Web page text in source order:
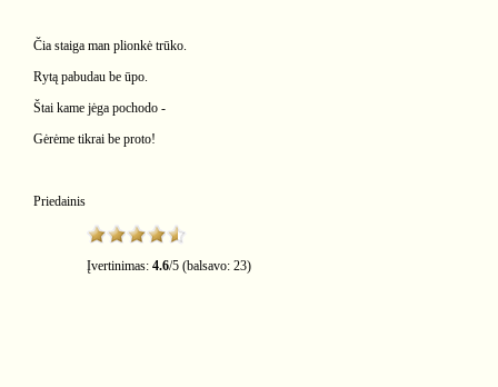
Čia staiga man plionkė trūko.
Rytą pabudau be ūpo.
Štai kame jėga pochodo -
Gėrėme tikrai be proto!
Priedainis
Įvertinimas: 4.6/5 (balsavo: 23)